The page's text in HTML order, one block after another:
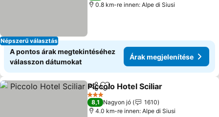
Népszerű választás
0.8 km-re innen: Alpe di Siusi
A pontos árak megtekintéséhez
válasszon dátumokat
Árak megjelenítése
Megosztás
Hozzáadás a kedvencekhez
Piccolo Hotel Sciliar
3 Kategória
8,1 Nagyon jó
1610
4.0 km-re innen: Alpe di Siusi